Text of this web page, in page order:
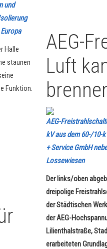
und
Halle
staunen
Funktion.
AEG-
Luft
AEG-
kV aus dem 60-/10-
+ Service GmbH
Lossewiesen
Der links/oben
dreipolige
der Städtischen
der AEG-
Lilienthalstraße,
erarbeiteten